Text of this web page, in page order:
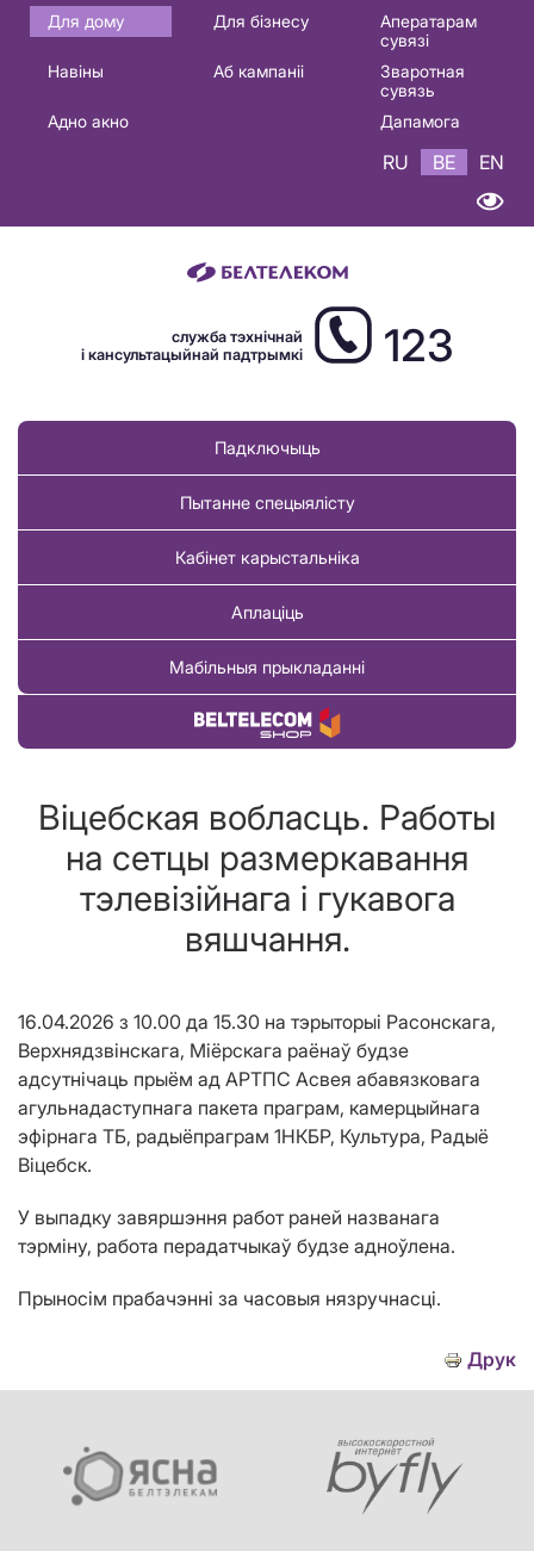
Основная
навигация
Для дому Для бізнесу
Аператарам
сувязі
Навіны
Аб кампаніі
Зваротная
сувязь
Адно акно
Дапамога
RU BE EN
служба тэхнічнай
і кансультацыйнай падтрымкі
123
Падключыць
Пытанне спецыялісту
Кабінет карыстальніка
Аплаціць
Мабільныя прыкладанні
Купіць тавар
Віцебская вобласць. Работы
на сетцы размеркавання
тэлевізійнага і гукавога
вяшчання.
16.04.2026 з 10.00 да 15.30 на тэрыторыі Расонскага,
Верхнядзвінскага, Міёрскага раёнаў будзе
адсутнічаць прыём ад АРТПС Асвея абавязковага
агульнадаступнага пакета праграм, камерцыйнага
эфірнага ТБ, радыёпраграм 1НКБР, Культура, Радыё
Віцебск.
У выпадку завяршэння работ раней названага
тэрміну, работа перадатчыкаў будзе адноўлена.
Прыносім прабачэнні за часовыя нязручнасці.
Друк